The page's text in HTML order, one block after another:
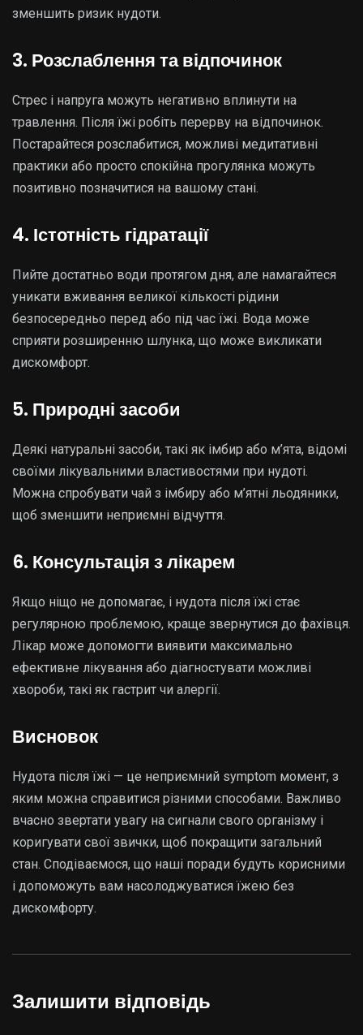
зменшить ризик нудоти.
3. Розслаблення та відпочинок
Стрес і напруга можуть негативно вплинути на
травлення. Після їжі робіть перерву на відпочинок.
Постарайтеся розслабитися, можливі медитативні
практики або просто спокійна прогулянка можуть
позитивно позначитися на вашому стані.
4. Істотність гідратації
Пийте достатньо води протягом дня, але намагайтеся
уникати вживання великої кількості рідини
безпосередньо перед або під час їжі. Вода може
сприяти розширенню шлунка, що може викликати
дискомфорт.
5. Природні засоби
Деякі натуральні засоби, такі як імбир або м’ята, відомі
своїми лікувальними властивостями при нудоті.
Можна спробувати чай з імбиру або м’ятні льодяники,
щоб зменшити неприємні відчуття.
6. Консультація з лікарем
Якщо ніщо не допомагає, і нудота після їжі стає
регулярною проблемою, краще звернутися до фахівця.
Лікар може допомогти виявити максимально
ефективне лікування або діагностувати можливі
хвороби, такі як гастрит чи алергії.
Висновок
Нудота після їжі — це неприємний symptom момент, з
яким можна справитися різними способами. Важливо
вчасно звертати увагу на сигнали свого організму і
коригувати свої звички, щоб покращити загальний
стан. Сподіваємося, що наші поради будуть корисними
і допоможуть вам насолоджуватися їжею без
дискомфорту.
Залишити відповідь